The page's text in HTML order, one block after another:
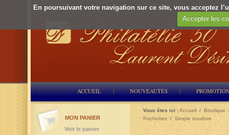
En poursuivant votre navigation sur ce site, vous acceptez
Accepter les
ACCUEIL NOUVEAUTÉS
Vous êtes ici :Accueil / Boutique
Pochettes /Simple soudure
MON PANIER
Voir le panier